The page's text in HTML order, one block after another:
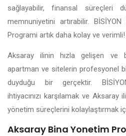
sağlayabilir, finansal süreçleri
memnuniyetini artırabilir.
Programi artık daha kolay ve verimli!
Aksaray ilinin hızla gelişen ve
apartman ve sitelerin profesyonel
duyduğu bir gerçektir.
ihtiyacınızı karşılamak ve
yönetim süreçlerini kolaylaştırmak
Aksaray Bina Yonetim